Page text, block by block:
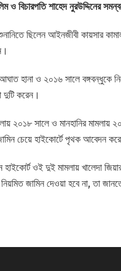
ও বিচারপতি শাহেদ নুরউদ্দিনের
ছিলেন আইনজীবী কায়সার
হানা ও ২০১৬ সালে বঙ্গবন্ধুকে
দুটি করেন।
২০১৮ সালে ও মানহানির মামলায়
চেয়ে হাইকোর্টে পৃথক আবেদন
ওই দুই মামলায় খালেদা
জামিন দেওয়া হবে না, তা